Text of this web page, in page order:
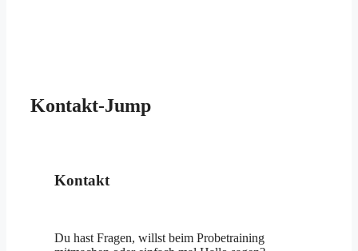
Kontakt-Jump
Kontakt
Du hast Fragen, willst beim Probetraining